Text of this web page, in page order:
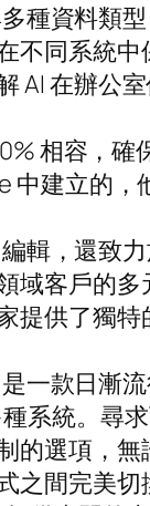
種資料類
不同系統
AI 在辦公室
相容，
中建立的，
輯，還致
域客戶的
供了獨特
一款日漸
系統。尋
的選項，
之間完美